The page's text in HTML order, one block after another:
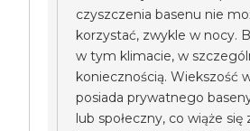
czyszczenia basenu nie
korzystać, zwykle w nocy.
w tym klimacie, w
koniecznością. Wiekszość
posiada prywatnego
lub społeczny, co wiąże